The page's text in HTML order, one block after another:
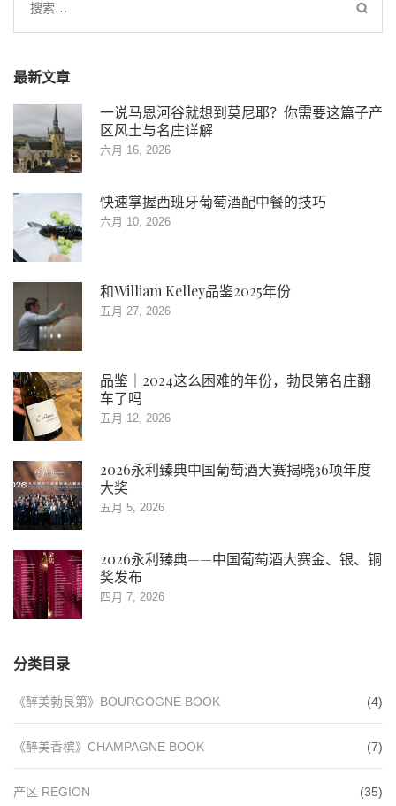
搜
索：
最新文章
一说马恩河谷就想到莫尼耶？你需要这篇子产
区风土与名庄详解
六月 16, 2026
快速掌握西班牙葡萄酒配中餐的技巧
六月 10, 2026
和William Kelley品鉴2025年份
五月 27, 2026
品鉴｜2024这么困难的年份，勃艮第名庄翻
车了吗
五月 12, 2026
2026永利臻典中国葡萄酒大赛揭晓36项年度
大奖
五月 5, 2026
2026永利臻典——中国葡萄酒大赛金、银、铜
奖发布
四月 7, 2026
分类目录
《醉美勃艮第》BOURGOGNE BOOK (4)
《醉美香槟》CHAMPAGNE BOOK (7)
产区 REGION
(35)